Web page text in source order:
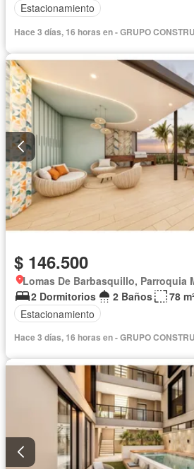
Estacionamiento
Hace 3 días, 16 horas en - GRUPO
$ 146.500
Lomas De Barbasquillo, Parroquia
2 Dormitorios
2 Baños
78
Estacionamiento
Hace 3 días, 16 horas en - GRUPO